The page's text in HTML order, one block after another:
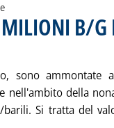
B/G
sono
nell'ambito della
Si tratta del